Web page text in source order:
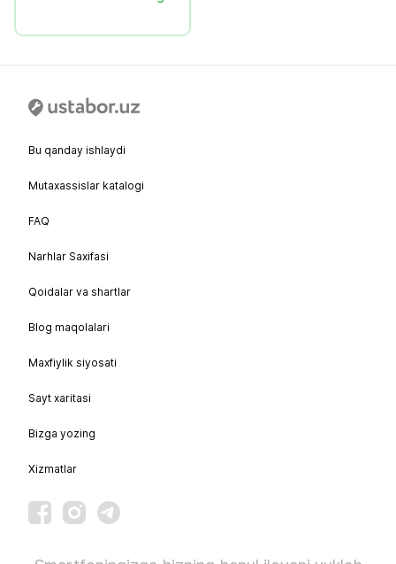
Bu qanday ishlaydi
Mutaxassislar katalogi
FAQ
Narhlar Saxifasi
Qoidalar va shartlar
Blog maqolalari
Maxfiylik siyosati
Sayt xaritasi
Bizga yozing
Xizmatlar